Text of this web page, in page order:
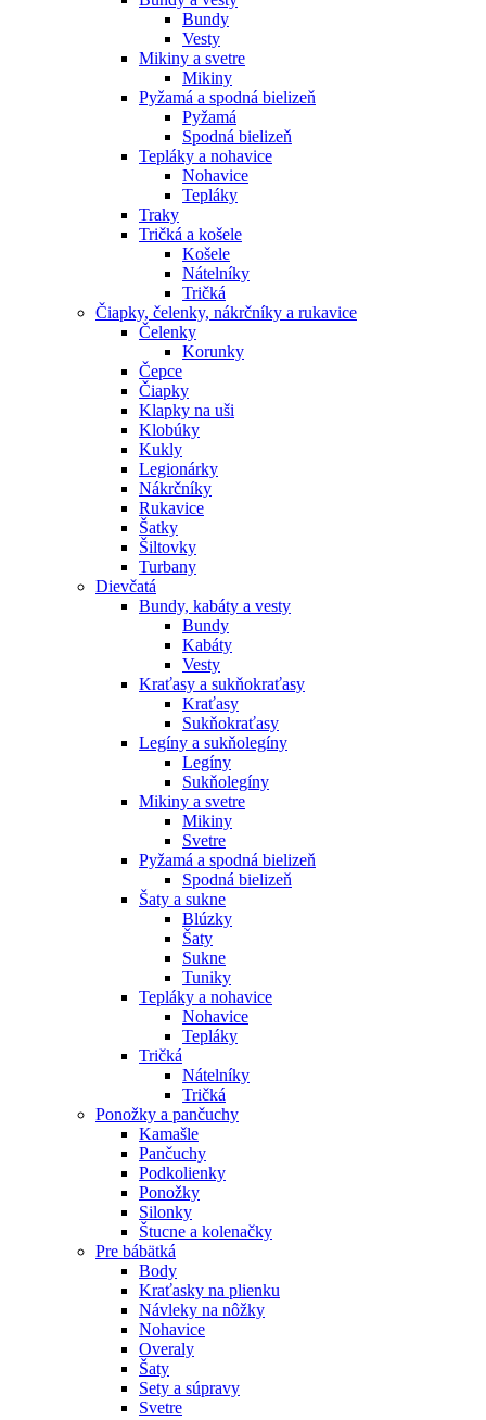
Bundy
Vesty
Mikiny a svetre
Mikiny
Pyžamá a spodná bielizeň
Pyžamá
Spodná bielizeň
Tepláky a nohavice
Nohavice
Tepláky
Traky
Tričká a košele
Košele
Nátelníky
Tričká
Čiapky, čelenky, nákrčníky a rukavice
Čelenky
Korunky
Čepce
Čiapky
Klapky na uši
Klobúky
Kukly
Legionárky
Nákrčníky
Rukavice
Šatky
Šiltovky
Turbany
Dievčatá
Bundy, kabáty a vesty
Bundy
Kabáty
Vesty
Kraťasy a sukňokraťasy
Kraťasy
Sukňokraťasy
Legíny a sukňolegíny
Legíny
Sukňolegíny
Mikiny a svetre
Mikiny
Svetre
Pyžamá a spodná bielizeň
Spodná bielizeň
Šaty a sukne
Blúzky
Šaty
Sukne
Tuniky
Tepláky a nohavice
Nohavice
Tepláky
Tričká
Nátelníky
Tričká
Ponožky a pančuchy
Kamašle
Pančuchy
Podkolienky
Ponožky
Silonky
Štucne a kolenačky
Pre bábätká
Body
Kraťasky na plienku
Návleky na nôžky
Nohavice
Overaly
Šaty
Sety a súpravy
Svetre